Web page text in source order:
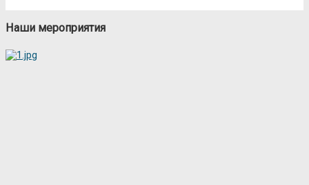
Наши мероприятия